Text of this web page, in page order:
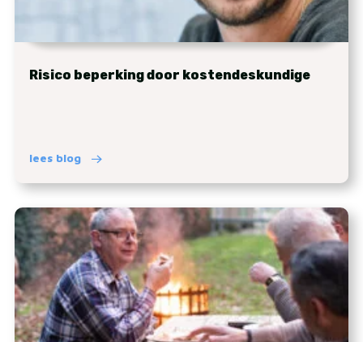
Risico beperking door kostendeskundige
lees blog